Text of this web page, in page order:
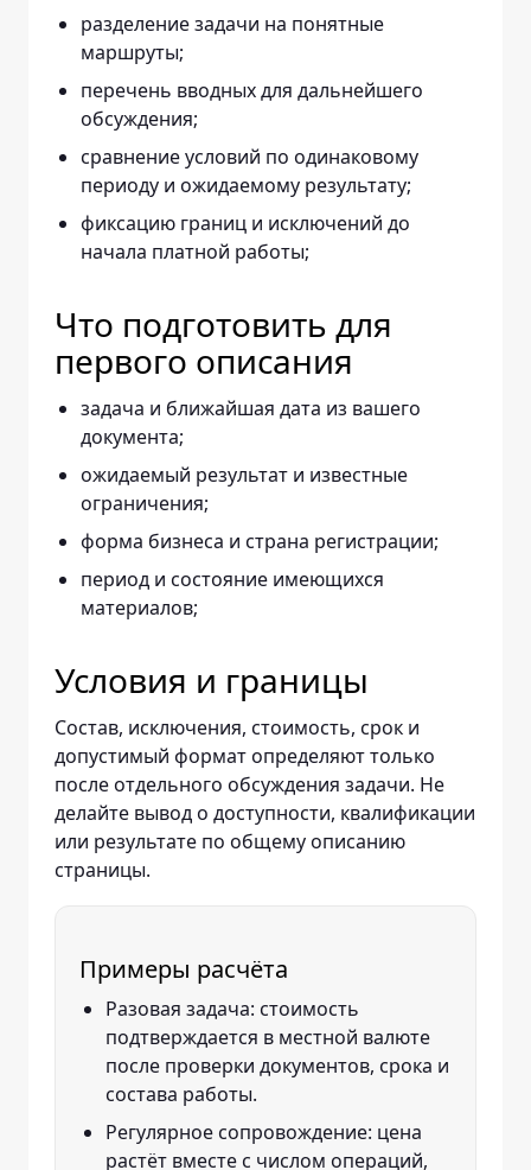
разделение задачи на понятные
маршруты;
перечень вводных для дальнейшего
обсуждения;
сравнение условий по одинаковому
периоду и ожидаемому результату;
фиксацию границ и исключений до
начала платной работы;
Что подготовить для
первого описания
задача и ближайшая дата из вашего
документа;
ожидаемый результат и известные
ограничения;
форма бизнеса и страна регистрации;
период и состояние имеющихся
материалов;
Условия и границы
Состав, исключения, стоимость, срок и
допустимый формат определяют только
после отдельного обсуждения задачи. Не
делайте вывод о доступности, квалификации
или результате по общему описанию
страницы.
Примеры расчёта
Разовая задача: стоимость
подтверждается в местной валюте
после проверки документов, срока и
состава работы.
Регулярное сопровождение: цена
растёт вместе с числом операций,